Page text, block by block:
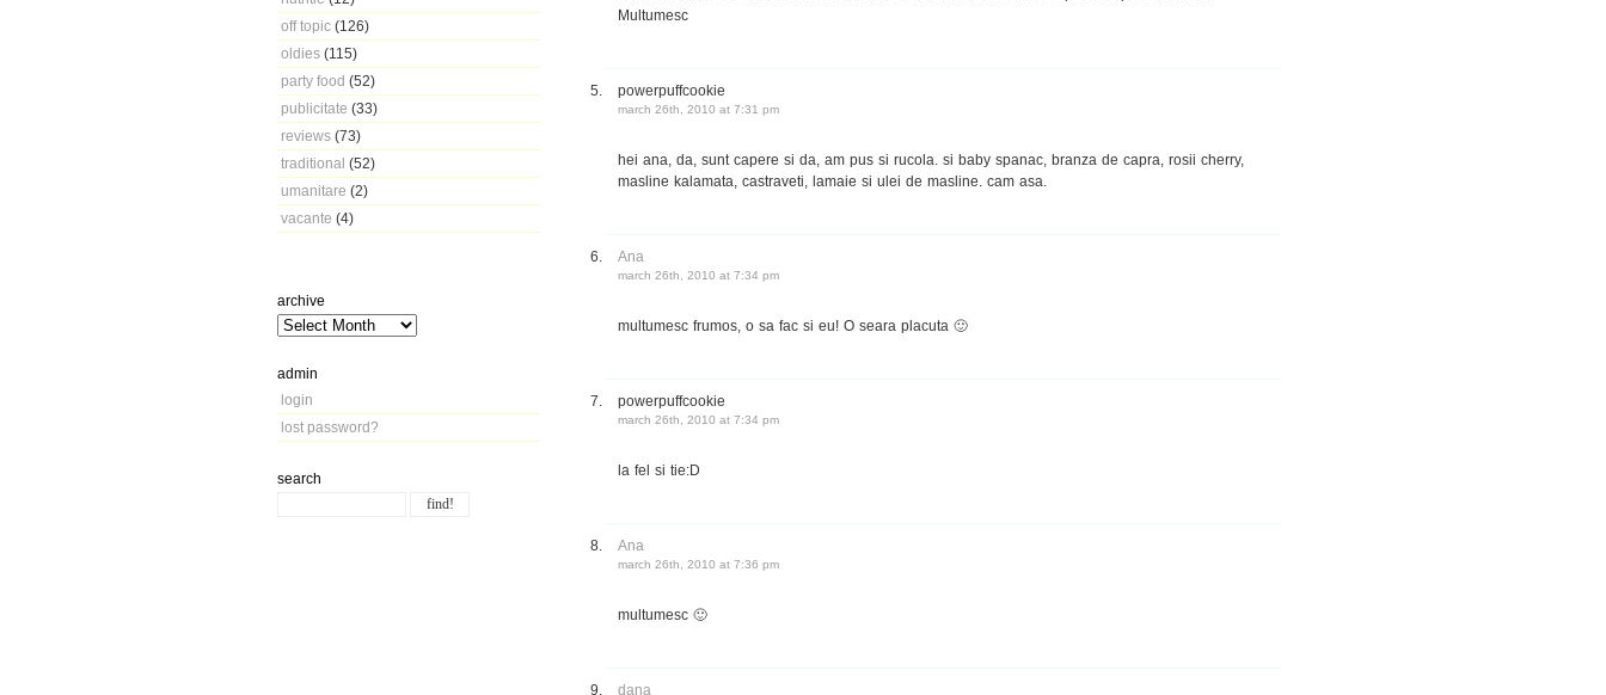
off topic (126)
oldies (115)
party food (52)
publicitate (33)
reviews (73)
traditional (52)
umanitare (2)
vacante (4)
archive
admin
login
lost password?
search
Multumesc
powerpuffcookie
march 26th, 2010 at 7:31 pm
hei ana, da, sunt capere si da, am pus si rucola. si baby spanac, branza de capra, rosii cherry,
masline kalamata, castraveti, lamaie si ulei de masline. cam asa.
Ana
march 26th, 2010 at 7:34 pm
multumesc frumos, o sa fac si eu! O seara placuta 🙂
powerpuffcookie
march 26th, 2010 at 7:34 pm
la fel si tie:D
Ana
march 26th, 2010 at 7:36 pm
multumesc 🙂
dana